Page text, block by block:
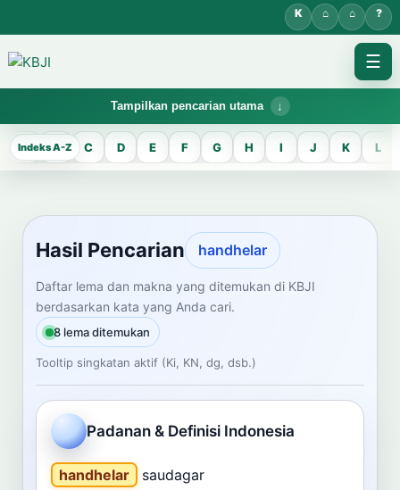
☰
Tampilkan pencarian utama
KBJI WORKSPACE
Hasil Pencarian
Temukan lema Jawa dan maknanya dalam bahasa Indonesia saat
mengelola data Kamus Bahasa Jawa-Indonesia.
CARI LEMA JAWA
Masukkan kata Jawa
Dashboard Pencarian
A B C D E F G H I J K L
Hasil Pencarian handhelar
Daftar lema dan makna yang ditemukan di KBJI
berdasarkan kata yang Anda cari.
8 lema ditemukan
Tooltip singkatan aktif (Ki, KN, dg, dsb.)
Padanan & Definisi Indonesia
handhelar saudagar